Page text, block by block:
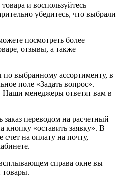
и воспользуйтесь
убедитесь, что выбрали
посмотреть более
отзывы, а также
выбранному ассортименту, в
поле «Задать вопрос».
менеджеры ответят вам в
переводом на расчетный
кнопку «оставить заявку». В
на оплату на почту,
справа окне вы
товары.